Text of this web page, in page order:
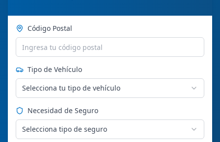
Código Postal
Tipo de Vehículo
Selecciona tu tipo de vehículo
Necesidad de Seguro
Selecciona tipo de seguro